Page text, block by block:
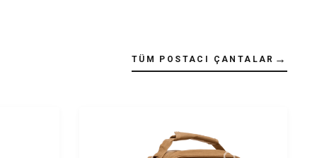
TÜM POSTACI ÇANTALAR →